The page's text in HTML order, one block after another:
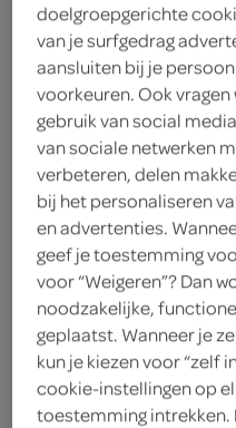
Lokaal
Lokaal
.-
1 Stuks
Let op: aanbiedingen
producten, maar
verwerkt in de
doelgroepgerichte
van je surfgedrag
aansluiten bij je
voorkeuren. Ook
gebruik van social
van sociale netwerken
verbeteren, delen
bij het personaliseren
en advertenties.
geef je toestemming
voor “Weigeren”? Dan
noodzakelijke,
geplaatst. Wanneer je
kun je kiezen voor “zelf
cookie-instellingen op
toestemming